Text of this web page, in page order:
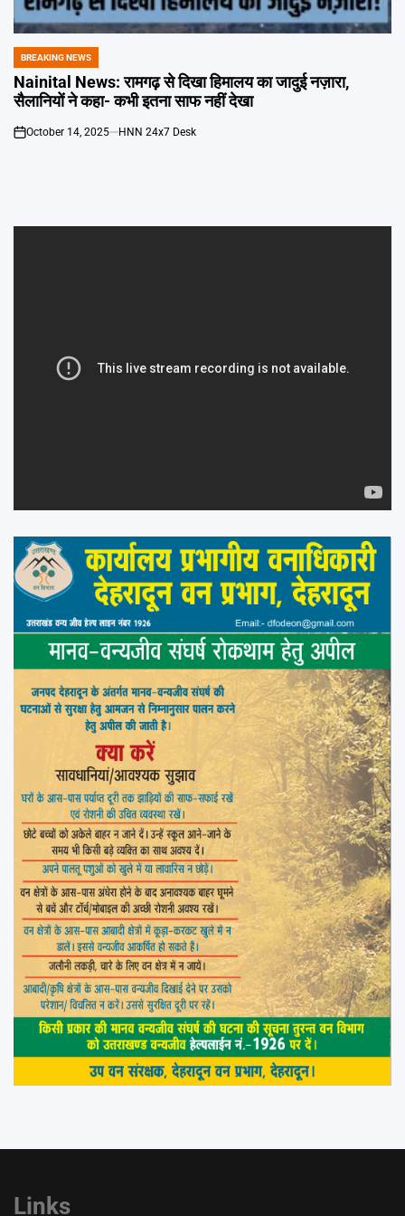
POSTED
IN
BREAKING NEWS
Nainital News: रामगढ़ से दिखा हिमालय का जादुई नज़ारा,
सैलानियों ने कहा- कभी इतना साफ नहीं देखा
on
October 14, 2025 HNN 24x7 Desk
Links